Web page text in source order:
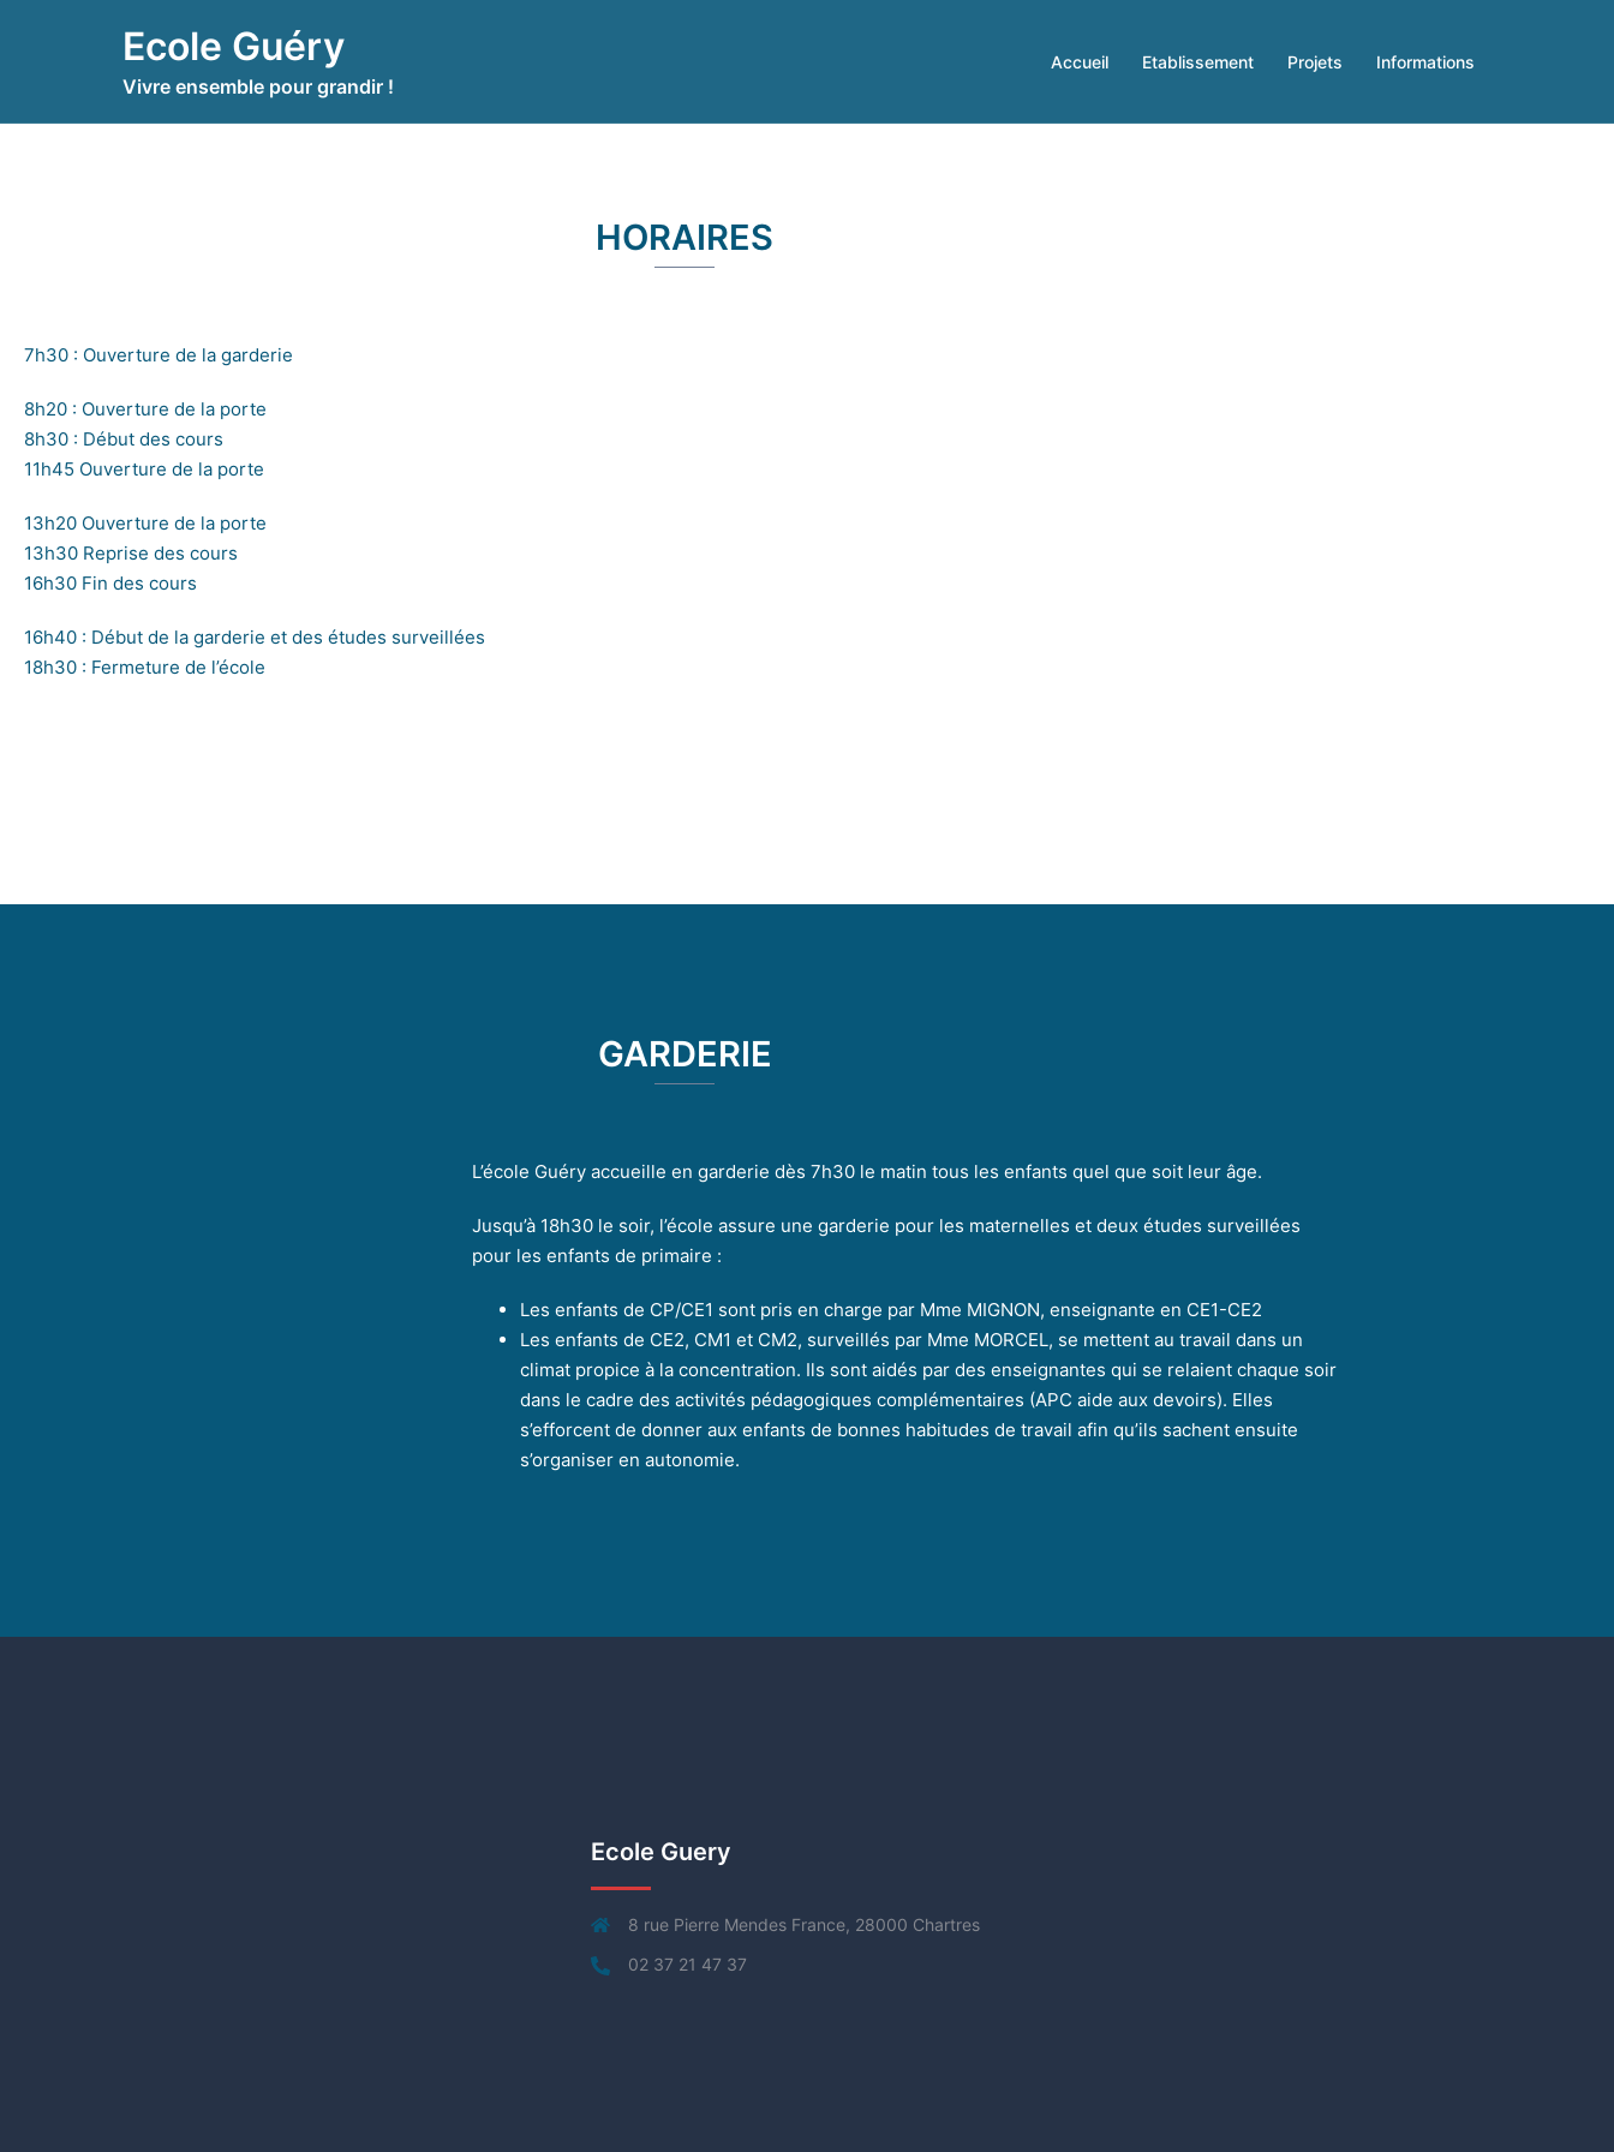
Ecole Guéry
Vivre ensemble pour grandir !
Accueil Etablissement Projets Informations
HORAIRES
7h30 : Ouverture de la garderie
8h20 : Ouverture de la porte
8h30 : Début des cours
11h45 Ouverture de la porte
13h20 Ouverture de la porte
13h30 Reprise des cours
16h30 Fin des cours
16h40 : Début de la garderie et des études surveillées
18h30 : Fermeture de l’école
GARDERIE
L’école Guéry accueille en garderie dès 7h30 le matin tous les enfants quel que soit leur âge.
Jusqu’à 18h30 le soir, l’école assure une garderie pour les maternelles et deux études surveillées
pour les enfants de primaire :
Les enfants de CP/CE1 sont pris en charge par Mme MIGNON, enseignante en CE1-CE2
Les enfants de CE2, CM1 et CM2, surveillés par Mme MORCEL, se mettent au travail dans un
climat propice à la concentration. Ils sont aidés par des enseignantes qui se relaient chaque soir
dans le cadre des activités pédagogiques complémentaires (APC aide aux devoirs). Elles
s’efforcent de donner aux enfants de bonnes habitudes de travail afin qu’ils sachent ensuite
s’organiser en autonomie.
Ecole Guery
8 rue Pierre Mendes France, 28000 Chartres
02 37 21 47 37